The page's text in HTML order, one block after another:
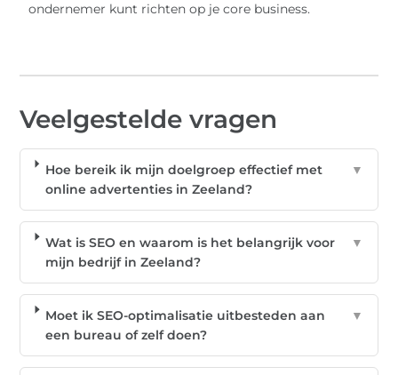
ondernemer kunt richten op je core business.
Veelgestelde vragen
Hoe bereik ik mijn doelgroep effectief met
online advertenties in Zeeland?
▼
Wat is SEO en waarom is het belangrijk voor
mijn bedrijf in Zeeland?
▼
Moet ik SEO-optimalisatie uitbesteden aan
een bureau of zelf doen?
▼